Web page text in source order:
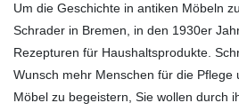
Um die Geschichte in antiken Möbeln
Schrader in Bremen, in den 1930er
Rezepturen für Haushaltsprodukte.
Wunsch mehr Menschen für die Pflege
Möbel zu begeistern, Sie wollen durch